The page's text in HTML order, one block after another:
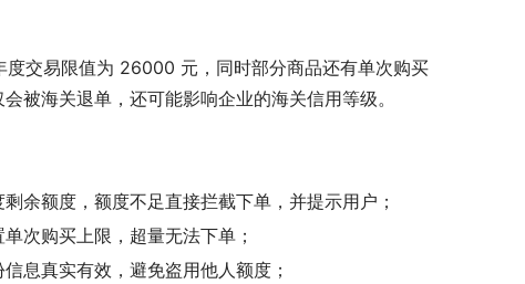
交易限值为 26000 元，同时部分商品还有单次购买
被海关退单，还可能影响企业的海关信用等级。
余额度，额度不足直接拦截下单，并提示用户；
次购买上限，超量无法下单；
息真实有效，避免盗用他人额度；